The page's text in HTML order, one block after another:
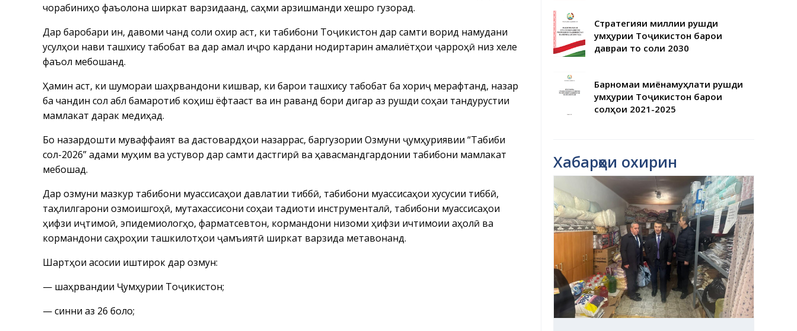
чорабиниҳо фаъолона ширкат варзидаанд, саҳми арзишманди хешро гузорад.
Дар баробари ин, давоми чанд соли охир аст, ки табибони Тоҷикистон дар самти ворид намудани
усулҳои нави ташхису табобат ва дар амал иҷро кардани нодиртарин амалиётҳои ҷарроҳӣ низ хеле
фаъол мебошанд.
Ҳамин аст, ки шумораи шаҳрвандони кишвар, ки барои ташхису табобат ба хориҷ мерафтанд, назар
ба чандин сол қабл бамаротиб коҳиш ёфтааст ва ин раванд бори дигар аз рушди соҳаи тандурустии
мамлакат дарак медиҳад.
Бо назардошти муваффақият ва дастовардҳои назаррас, баргузории Озмуни ҷумҳуриявии “Табиби
сол-2026” қадами муҳим ва устувор дар самти дастгирӣ ва ҳавасмандгардонии табибони мамлакат
мебошад.
Дар озмуни мазкур табибони муассисаҳои давлатии тиббӣ, табибони муассисаҳои хусусии тиббӣ,
таҳлилгарони озмоишгоҳӣ, мутахассисони соҳаи тадқиқоти инструменталӣ, табибони муассисаҳои
ҳифзи иҷтимоӣ, эпидемиологҳо, фарматсевтон, кормандони низоми ҳифзи ичтимоии аҳолӣ ва
кормандони саҳроҳии ташкилотҳои ҷамъиятӣ ширкат варзида метавонанд.
Шартҳои асосии иштирок дар озмун:
— шаҳрвандии Ҷумҳурии Тоҷикистон;
— синни аз 26 боло;
Стратегияи миллии рушди
Ҷумҳурии Тоҷикистон барои
давраи то соли 2030
Барномаи миёнамуҳлати рушди
Ҷумҳурии Тоҷикистон барои
солҳои 2021-2025
Хабарҳои охирин